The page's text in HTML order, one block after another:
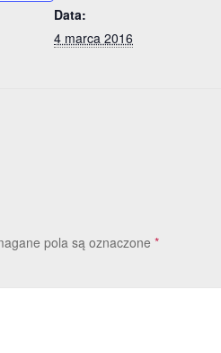
Data:
4 marca 2016
pola są oznaczone *